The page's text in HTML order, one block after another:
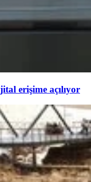
erişime açılıyor